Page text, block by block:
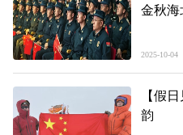
金秋海
——青
2025-10-04
【假
韵